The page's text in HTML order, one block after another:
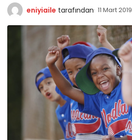
eniyiaile tarafından 11 Mart 2019